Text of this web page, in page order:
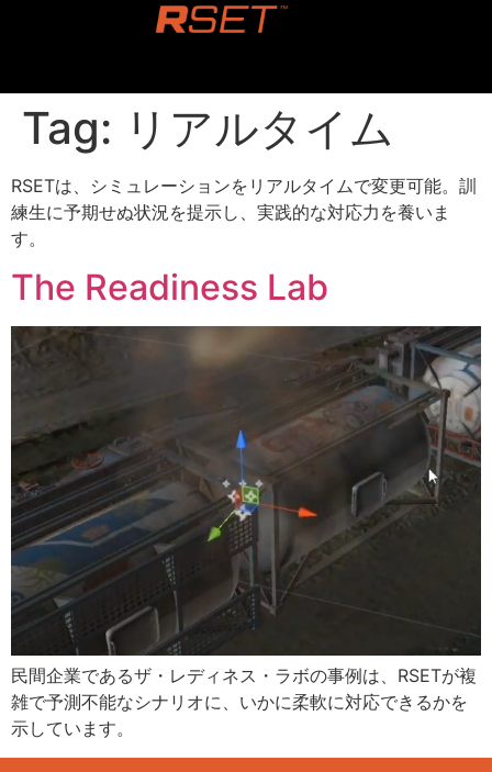
Tag: リアルタイム
RSETは、シミュレーションをリアルタイムで変更可能。訓
練生に予期せぬ状況を提示し、実践的な対応力を養いま
す。
The Readiness Lab
民間企業であるザ・レディネス・ラボの事例は、RSETが複
雑で予測不能なシナリオに、いかに柔軟に対応できるかを
示しています。